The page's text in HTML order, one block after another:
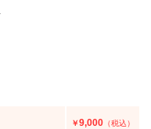
￥9,000 （税込）